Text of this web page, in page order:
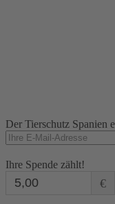
Der Tierschutz Spanien
Ihre Spende zählt!
€